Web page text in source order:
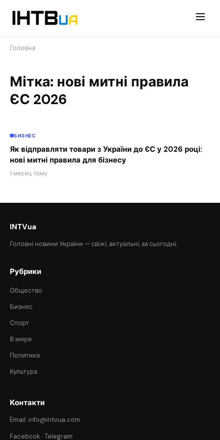
Головна
Мітка: нові митні правила
ЄС 2026
БИЗНЕС
Як відправляти товари з України до ЄС у 2026 році:
нові митні правила для бізнесу
1 месяц тому
INTVua
Головні новини України — свіжі, актуальні, за сьогодні.
Рубрики
Общество
Бизнес
Спорт
В мире
Политика
Культура
Контакти
Email: info@intvua.com
Facebook · Telegram